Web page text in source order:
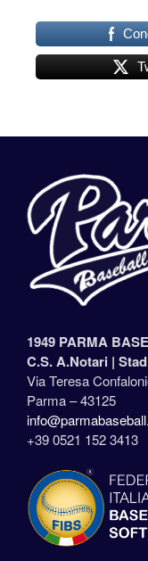
1949 PARMA
C.S. A.Notari |
Via Teresa
Parma – 43125
+39 0521 152 3413